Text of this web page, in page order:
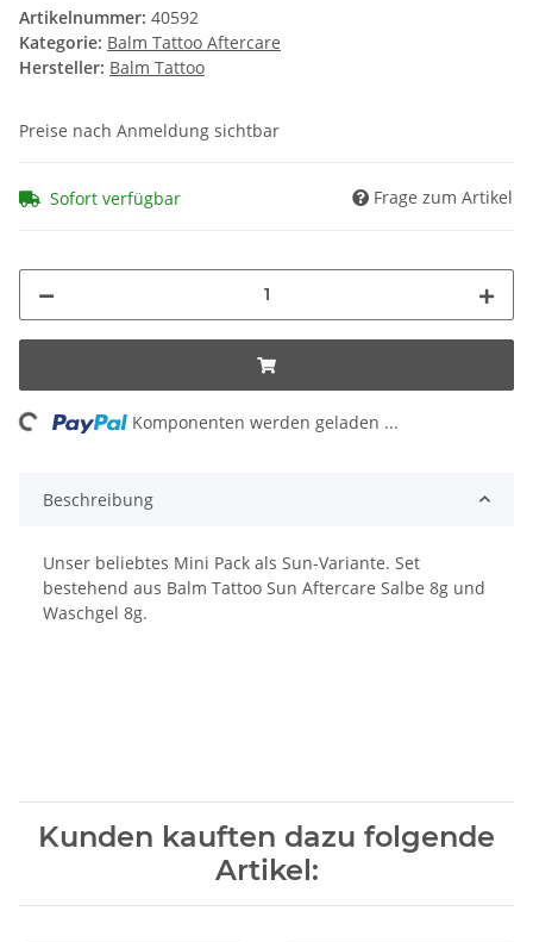
Artikelnummer: 40592
Kategorie: Balm Tattoo Aftercare
Hersteller: Balm Tattoo
Preise nach Anmeldung sichtbar
Sofort verfügbar Frage zum Artikel
Komponenten werden geladen ...
Beschreibung
Unser beliebtes Mini Pack als Sun-Variante. Set
bestehend aus Balm Tattoo Sun Aftercare Salbe 8g und
Waschgel 8g.
Kunden kauften dazu folgende
Artikel: